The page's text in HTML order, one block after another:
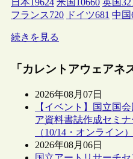
日本19624 米国 10660 英国
フランス720 ドイツ681 中国
続きを見る
「カレントアウェアネ
2026年08月07日
【イベント】国立国
ア資料書誌作成セミ
（10/14・オンライン）
2026年08月06日